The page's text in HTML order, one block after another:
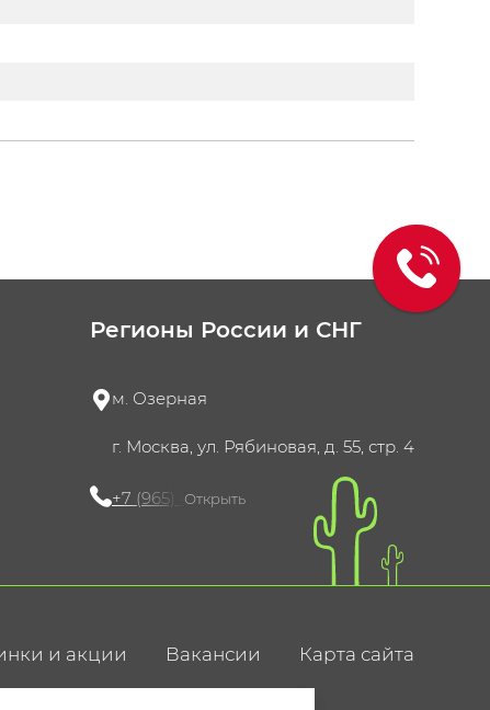
Регионы России и СНГ
м. Озерная
г. Москва, ул. Рябиновая, д. 55, стр. 4
+7 (965) 420-10-10
Открыть
и акции Вакансии Карта сайта